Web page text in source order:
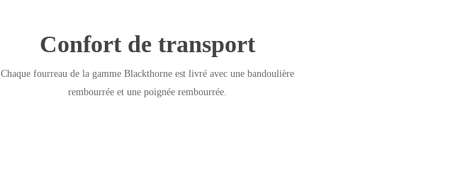
Confort de transport
Chaque fourreau de la gamme Blackthorne est livré avec une bandoulière
rembourrée et une poignée rembourrée.